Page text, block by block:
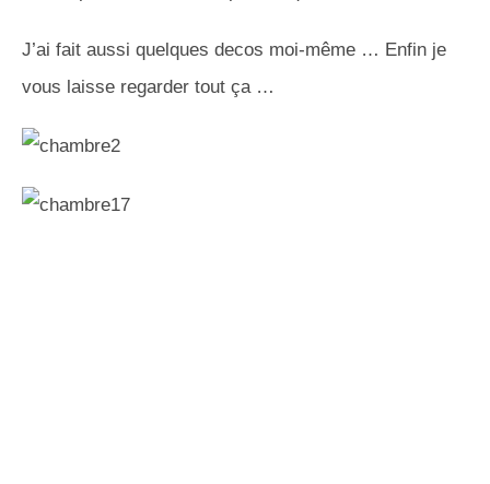
J’ai fait aussi quelques decos moi-même … Enfin je
vous laisse regarder tout ça …